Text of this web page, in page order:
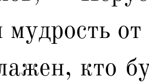
мудрость
кто